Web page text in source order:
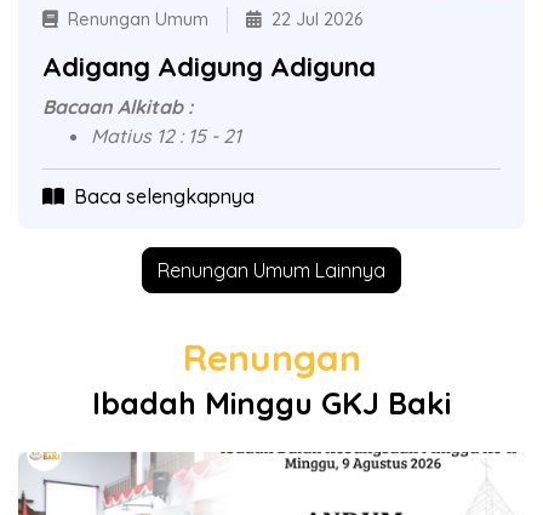
Renungan Umum 22 Jul 2026
Adigang Adigung Adiguna
Bacaan Alkitab :
Matius 12 : 15 - 21
Baca selengkapnya
Renungan Umum Lainnya
Renungan
Ibadah Minggu GKJ Baki